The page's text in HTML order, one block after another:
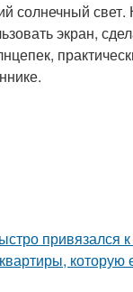
солнечный
экран,
привязался
которую